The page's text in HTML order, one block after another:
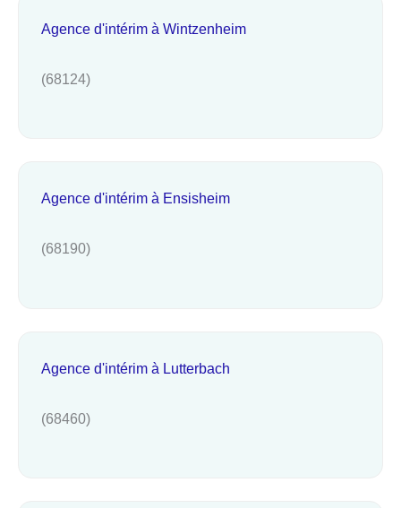
Agence d'intérim à Wintzenheim
(68124)
Agence d'intérim à Ensisheim
(68190)
Agence d'intérim à Lutterbach
(68460)